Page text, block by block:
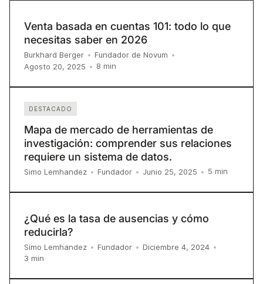
Venta basada en cuentas 101: todo lo que
necesitas saber en 2026
Burkhard Berger • Fundador de Novum •
Agosto 20, 2025 • 8 min
DESTACADO
Mapa de mercado de herramientas de
investigación: comprender sus relaciones
requiere un sistema de datos.
Simo Lemhandez • Fundador • Junio 25, 2025 • 5 min
¿Qué es la tasa de ausencias y cómo
reducirla?
Simo Lemhandez • Fundador • Diciembre 4, 2024 •
3 min